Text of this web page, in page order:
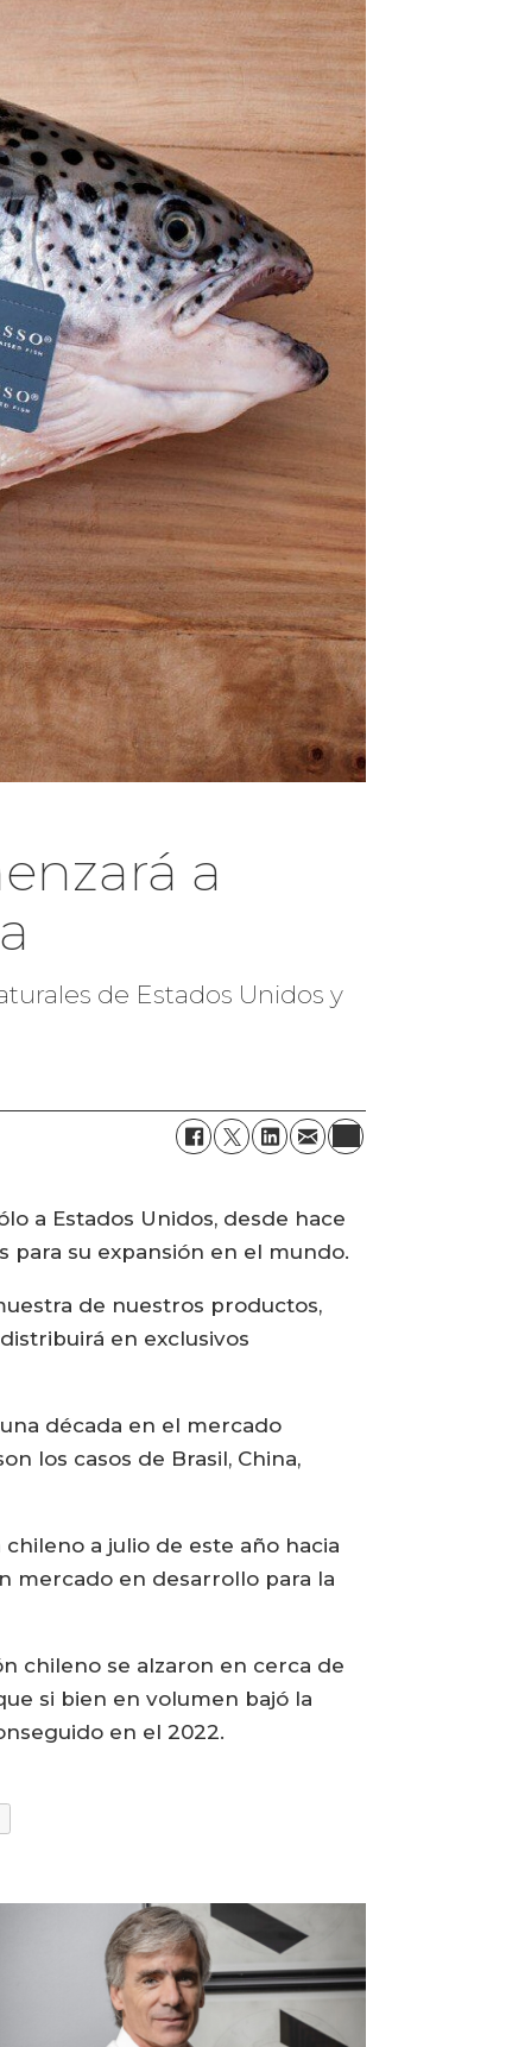
a
de Estados Unidos y
a Estados Unidos, desde hace
su expansión en el mundo.
de nuestros productos,
en exclusivos
década en el mercado
los casos de Brasil, China,
a julio de este año hacia
mercado en desarrollo para la
chileno se alzaron en cerca de
si bien en volumen bajó la
en el 2022.